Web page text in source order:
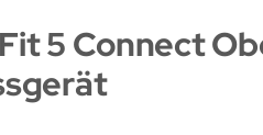
5 Connect